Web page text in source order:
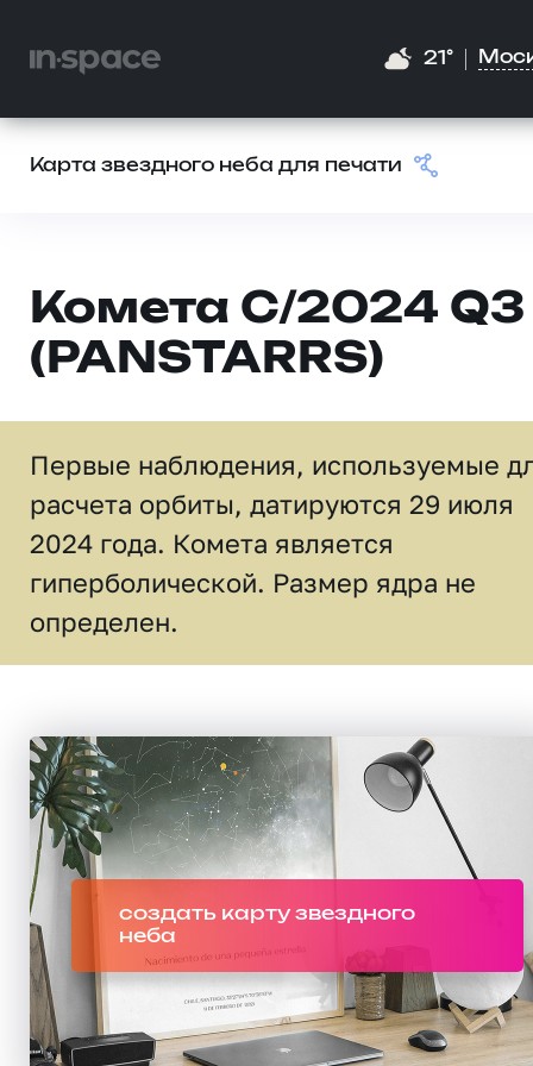
21°
Карта звездного неба для печати
Комета C/2024 Q3
(PANSTARRS)
Первые наблюдения, используемые
расчета орбиты, датируются 29 июля
2024 года. Комета является
гиперболической. Размер ядра не
определен.
создать карту звездного
неба